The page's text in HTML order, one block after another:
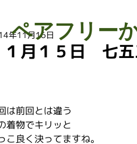
１月１５日 七
年11月16日
は前回とは違う
着物でキリッと
こ良く決ってますね。
ペアフリー